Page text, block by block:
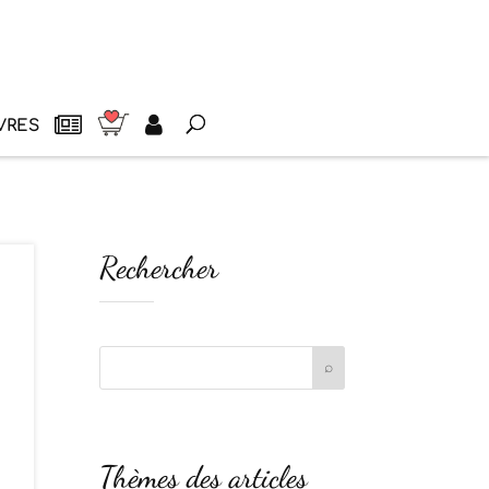
Rechercher
Thèmes des articles